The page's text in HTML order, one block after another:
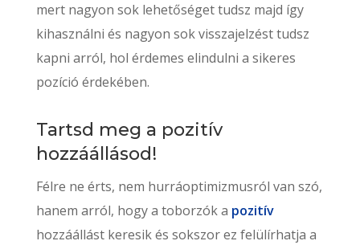
mert nagyon sok lehetőséget tudsz majd így
kihasználni és nagyon sok visszajelzést tudsz
kapni arról, hol érdemes elindulni a sikeres
pozíció érdekében.
Tartsd meg a pozitív
hozzáállásod!
Félre ne érts, nem hurráoptimizmusról van szó,
hanem arról, hogy a toborzók a pozitív
hozzáállást keresik és sokszor ez felülírhatja a